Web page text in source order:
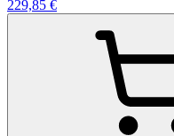
229,85 €